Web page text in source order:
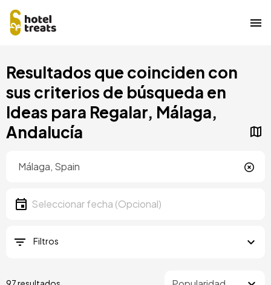
principal
Resultados que coinciden con
sus criterios de búsqueda en
Ideas para Regalar, Málaga,
Andalucía
Fecha
Seleccionar fecha
Filtros